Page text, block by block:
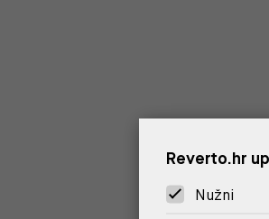
Reverto.hr
Nužni